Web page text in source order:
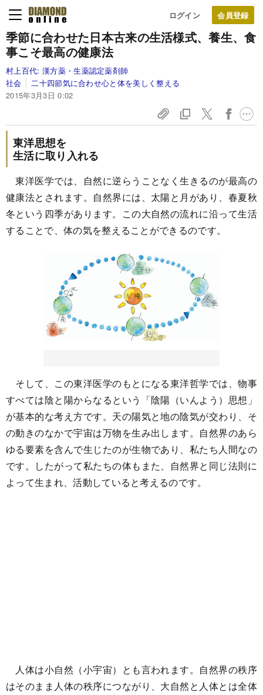
ログイン
季節に合わせた日本古来の生活様式、養生、食
事こそ最高の健康法
村上百代: 漢方薬・生薬認定薬剤師
社会
二十四節気に合わせ心と体を美しく整える
2015年3月3日 0:02
東洋思想を
生活に取り入れる
東洋医学では、自然に逆らうことなく生きるのが最高の
健康法とされます。自然界には、太陽と月があり、春夏秋
冬という四季があります。この大自然の流れに沿って生活
することで、体の気を整えることができるのです。
そして、この東洋医学のもとになる東洋哲学では、物事
すべては陰と陽からなるという「陰陽（いんよう）思想」
が基本的な考え方です。天の陽気と地の陰気が交わり、そ
の動きのなかで宇宙は万物を生み出します。自然界のあら
ゆる要素を含んで生じたのが生物であり、私たち人間なの
です。したがって私たちの体もまた、自然界と同じ法則に
よって生まれ、活動していると考えるのです。
人体は小自然（小宇宙）とも言われます。自然界の秩序
はそのまま人体の秩序につながり、大自然と人体とは全体